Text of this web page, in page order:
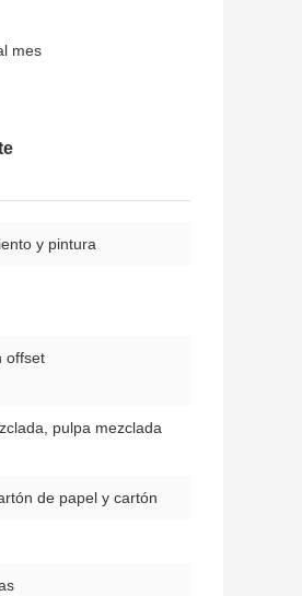
mes
y pintura
offset
pulpa mezclada
de papel y cartón